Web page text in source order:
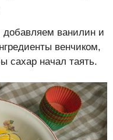
добавляем ванилин и
венчиком,
сахар начал таять.